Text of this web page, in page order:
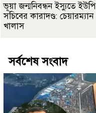
ভূয়া জন্মনিবন্ধন ইস্যুতে ইউপি
সচিবের কারাদণ্ড: চেয়ারম্যান
খালাস
সর্বশেষ সংবাদ